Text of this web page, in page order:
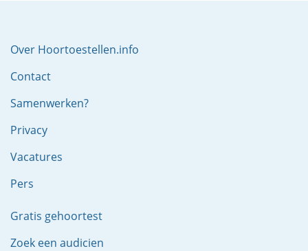
Over Hoortoestellen.info
Contact
Samenwerken?
Privacy
Vacatures
Pers
Gratis gehoortest
Zoek een audicien